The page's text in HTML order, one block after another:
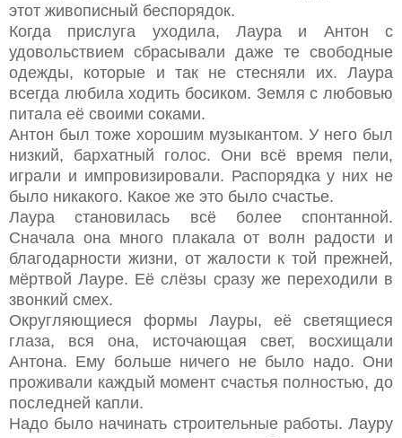
этот живописный беспорядок.
Когда прислуга уходила, Лаура и Антон с
удовольствием сбрасывали даже те свободные
одежды, которые и так не стесняли их. Лаура
всегда любила ходить босиком. Земля с любовью
питала её своими соками.
Антон был тоже хорошим музыкантом. У него был
низкий, бархатный голос. Они всё время пели,
играли и импровизировали. Распорядка у них не
было никакого. Какое же это было счастье.
Лаура становилась всё более спонтанной.
Сначала она много плакала от волн радости и
благодарности жизни, от жалости к той прежней,
мёртвой Лауре. Её слёзы сразу же переходили в
звонкий смех.
Округляющиеся формы Лауры, её светящиеся
глаза, вся она, источающая свет, восхищали
Антона. Ему больше ничего не было надо. Они
проживали каждый момент счастья полностью, до
последней капли.
Надо было начинать строительные работы. Лауру